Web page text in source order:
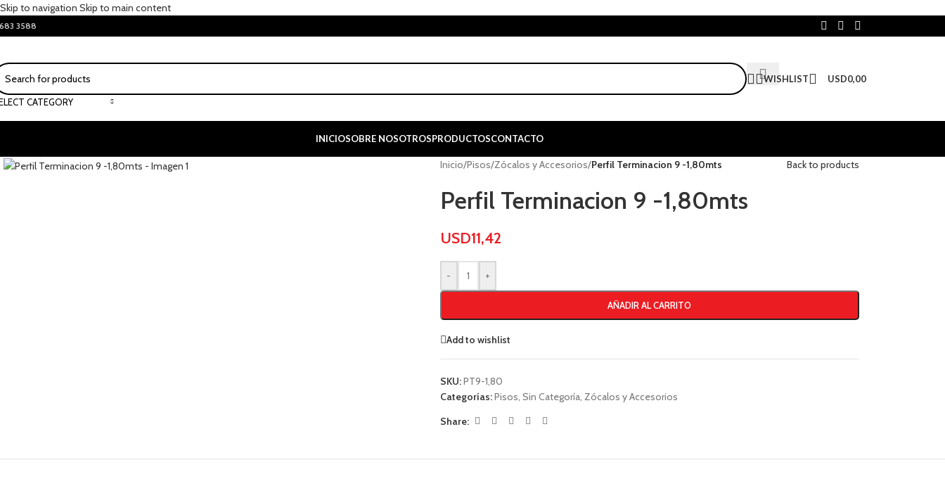
Skip to navigation Skip to main content
3588
CATEGORY
WISHLIST USD0,00
INICIOSOBRE NOSOTROSPRODUCTOSCONTACTO
Inicio/Pisos/Zócalos y Accesorios/Perfil Terminacion 9 -1,80mts Back to products
Perfil Terminacion 9 -1,80mts
USD11,42
- +
AÑADIR AL CARRITO
Add to wishlist
SKU:PT9-1,80
Categorías:Pisos, Sin Categoría, Zócalos y Accesorios
Share: